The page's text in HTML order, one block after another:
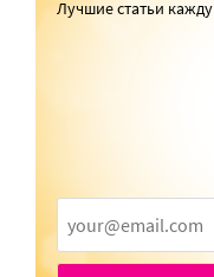
Лучшие статьи